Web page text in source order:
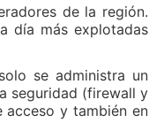
de la región.
día más explotadas
se administra un
seguridad (firewall y
y también en